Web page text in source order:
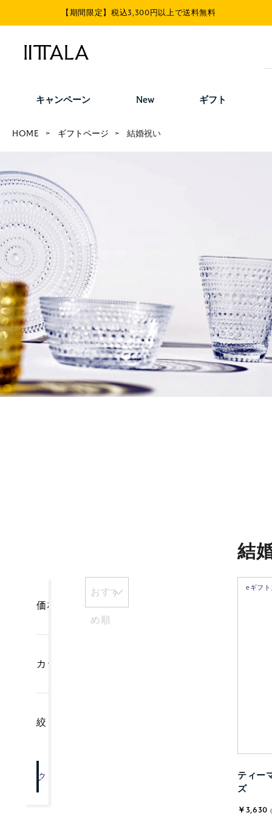
【期間限定】税込3,300円以上で送料無料
キャンペーン New ギフト
HOME ギフトページ 結婚祝い
結
おすす
め順
価格
カテゴリー
絞り込み
クリア
OK
eギフ
ティー
ズ
￥3,630